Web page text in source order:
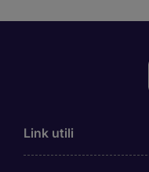
Link utili